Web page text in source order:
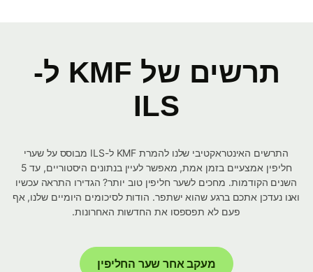
תרשים של KMF ל-
ILS
התרשים האינטראקטיבי שלנו להמרת KMF ל-ILS מבוסס על שערי
חליפין אמצעיים בזמן אמת, מאפשר לעיין בנתונים היסטוריים, עד 5
השנים הקודמות. מחכים לשער חליפין טוב יותר? הגדירו התראה עכשיו
ואנו נעדכן אתכם ברגע שהוא ישתפר. הודות לסיכומים היומיים שלנו, אף
פעם לא תפספסו את החדשות האחרונות.
מעקב אחר שער החליפין